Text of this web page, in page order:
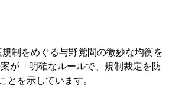
制をめぐる与野党間の微妙な均衡を
が「明確なルールで、規制裁定を防
を示しています。